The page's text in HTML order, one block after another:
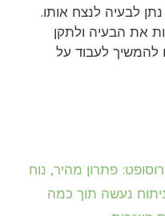
לבעיה לנצח אותו.
את הבעיה ולתקן
לעבוד על
פתרון מהיר, נוח
נעשה תוך כמה